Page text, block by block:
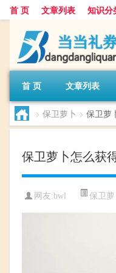
首 页 文章列表 知识分
首 页 文章列表
> 保卫萝卜 > 保卫萝
保卫萝卜怎么获
网友:bwl 保卫萝